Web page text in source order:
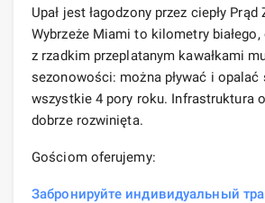
Upał jest łagodzony przez ciepły Prąd
Wybrzeże Miami to kilometry
z rzadkim przeplatanym kawałkami
sezonowości: można pływać i opalać
wszystkie 4 pory roku. Infrastruktura
dobrze rozwinięta.
Gościom oferujemy:
Забронируйте индивидуальный